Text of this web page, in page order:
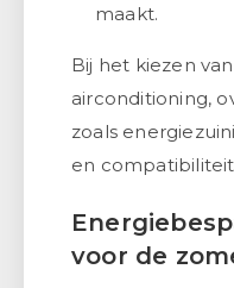
maakt.
Bij het kiezen
airconditioning,
zoals
en
voor de